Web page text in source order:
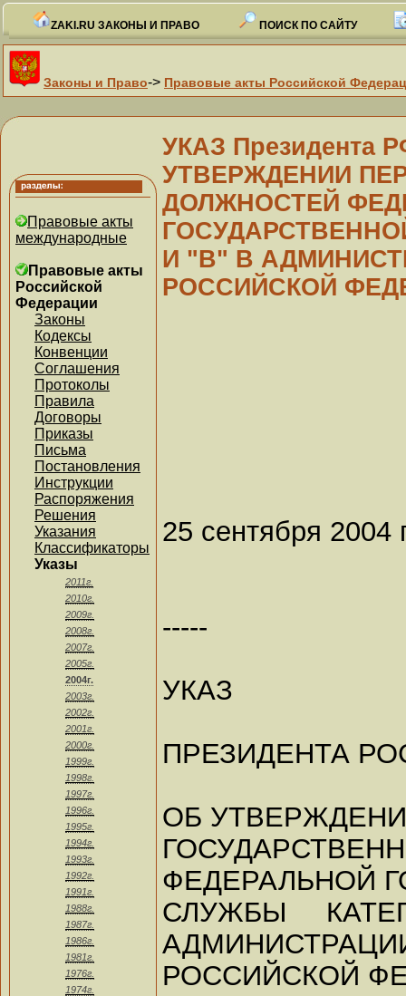
ZAKI.RU ЗАКОНЫ И ПРАВО ПОИСК ПО САЙТУ
Законы и Право-> Правовые акты Российской
Правовые акты
международные
Правовые акты
Российской
Федерации
Законы
Кодексы
Конвенции
Соглашения
Протоколы
Правила
Договоры
Приказы
Письма
Постановления
Инструкции
Распоряжения
Решения
Указания
Классификаторы
Указы
2011г.
2010г.
2009г.
2008г.
2007г.
2005г.
2004г.
2003г.
2002г.
2001г.
2000г.
1999г.
1998г.
1997г.
1996г.
1995г.
1994г.
1993г.
1992г.
1991г.
1988г.
1987г.
1986г.
1981г.
1976г.
1974г.
УКАЗ Президента
УТВЕРЖДЕНИИ
ДОЛЖНОСТЕЙ
И "В" В
РОССИЙСКОЙ
25 сентября 2004
-----
УКАЗ
ПРЕЗИДЕНТА
ОБ
ФЕДЕРАЛЬНОЙ
СЛУЖБЫ
РОССИЙСКОЙ